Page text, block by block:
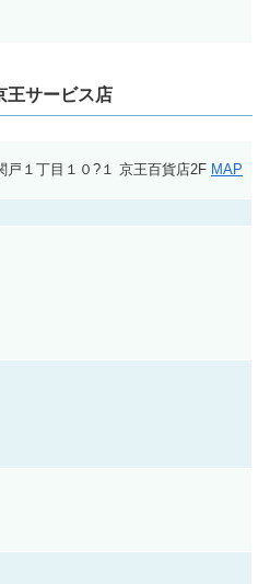
王サービス店
戸１丁目１０?１ 京王百貨店2F MAP